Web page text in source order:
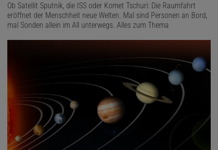
Ob Satellit Sputnik, die ISS oder Komet Tschuri: Die Raumfahrt
eröffnet der Menschheit neue Welten. Mal sind Personen an Bord,
mal Sonden allein im All unterwegs. Alles zum Thema